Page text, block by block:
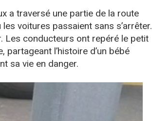
a traversé une partie de la route
voitures passaient sans s’arrêter.
Les conducteurs ont repéré le petit
l’histoire d’un bébé
sa vie en danger.